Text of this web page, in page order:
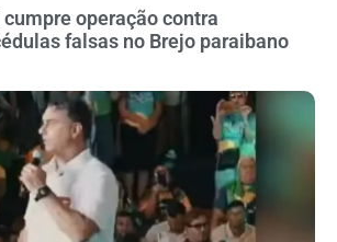
operação contra
falsas no Brejo paraibano